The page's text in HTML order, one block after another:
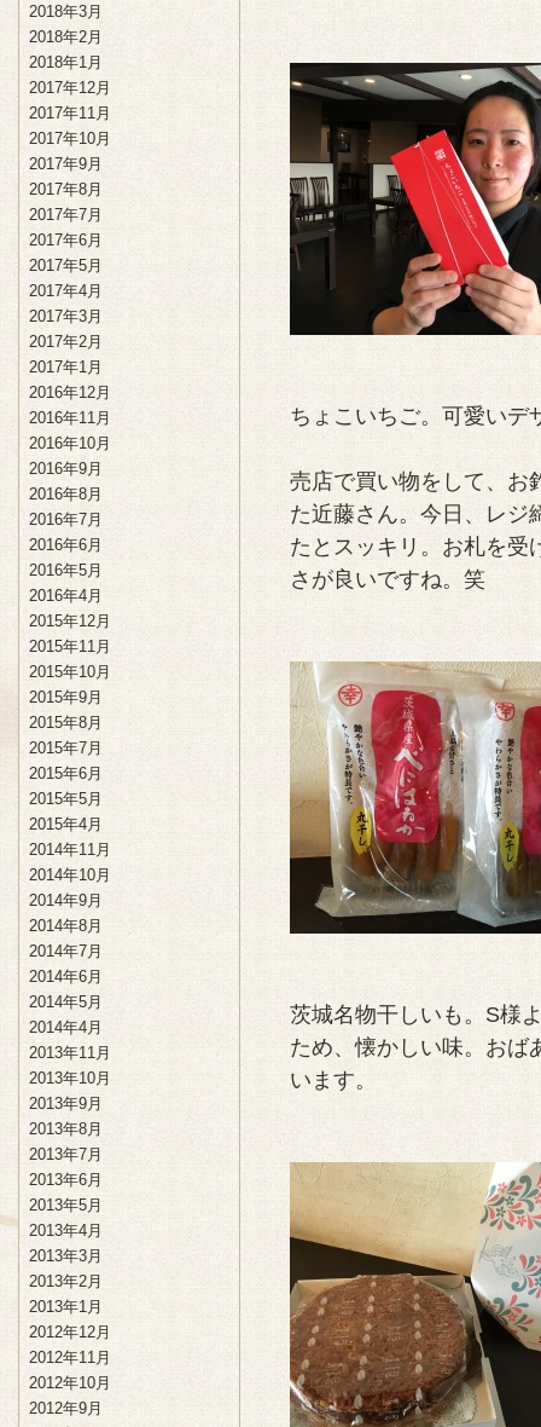
ちょこいちご。可愛い
売店で買い物をして、お
た近藤さん。今日、レジ
たとスッキリ。お札を受
さが良いですね。笑
茨城名物干しいも。S様
ため、懐かしい味。おば
います。
2018年3月
2018年2月
2018年1月
2017年12月
2017年11月
2017年10月
2017年9月
2017年8月
2017年7月
2017年6月
2017年5月
2017年4月
2017年3月
2017年2月
2017年1月
2016年12月
2016年11月
2016年10月
2016年9月
2016年8月
2016年7月
2016年6月
2016年5月
2016年4月
2015年12月
2015年11月
2015年10月
2015年9月
2015年8月
2015年7月
2015年6月
2015年5月
2015年4月
2014年11月
2014年10月
2014年9月
2014年8月
2014年7月
2014年6月
2014年5月
2014年4月
2013年11月
2013年10月
2013年9月
2013年8月
2013年7月
2013年6月
2013年5月
2013年4月
2013年3月
2013年2月
2013年1月
2012年12月
2012年11月
2012年10月
2012年9月